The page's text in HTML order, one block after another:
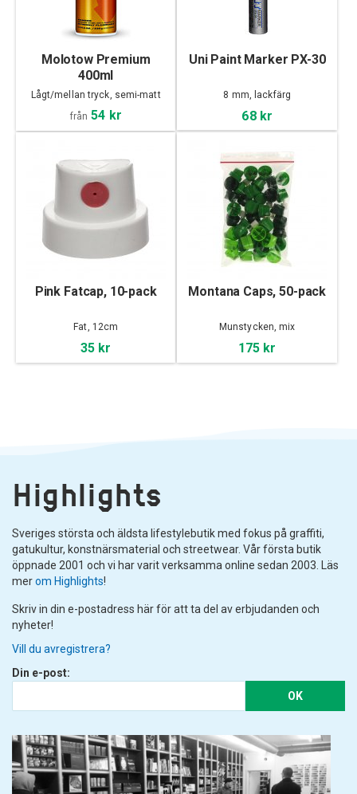
Molotow Premium
400ml
Lågt/mellan tryck, semi-matt
från 54 kr
Uni Paint Marker PX-30
8 mm, lackfärg
68 kr
Pink Fatcap, 10-pack
Fat, 12cm
35 kr
Montana Caps, 50-pack
Munstycken, mix
175 kr
Highlights
Sveriges största och äldsta lifestylebutik med fokus på graffiti,
gatukultur, konstnärsmaterial och streetwear. Vår första butik
öppnade 2001 och vi har varit verksamma online sedan 2003. Läs
merom Highlights!
Skriv in din e-postadress här för att ta del av erbjudanden och
nyheter!
Vill du avregistrera?
Din e-post:
OK